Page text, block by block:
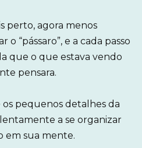
perto, agora menos
“pássaro”, e a cada passo
que o que estava vendo
pensara.
os pequenos detalhes da
a se organizar
em sua mente.